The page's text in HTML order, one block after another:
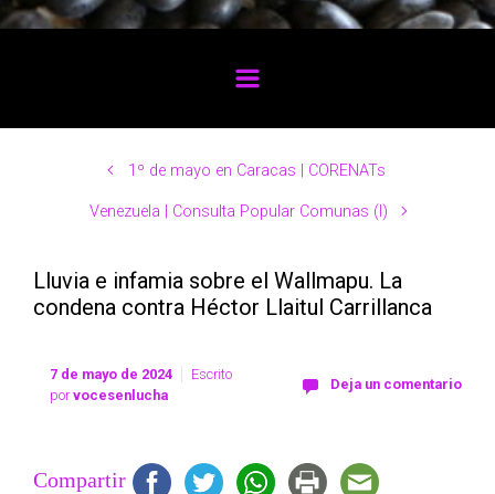
1º de mayo en Caracas | CORENATs
Venezuela | Consulta Popular Comunas (I)
Lluvia e infamia sobre el Wallmapu. La
condena contra Héctor Llaitul Carrillanca
7 de mayo de 2024
Escrito
porvocesenlucha
Deja un comentario
Compartir